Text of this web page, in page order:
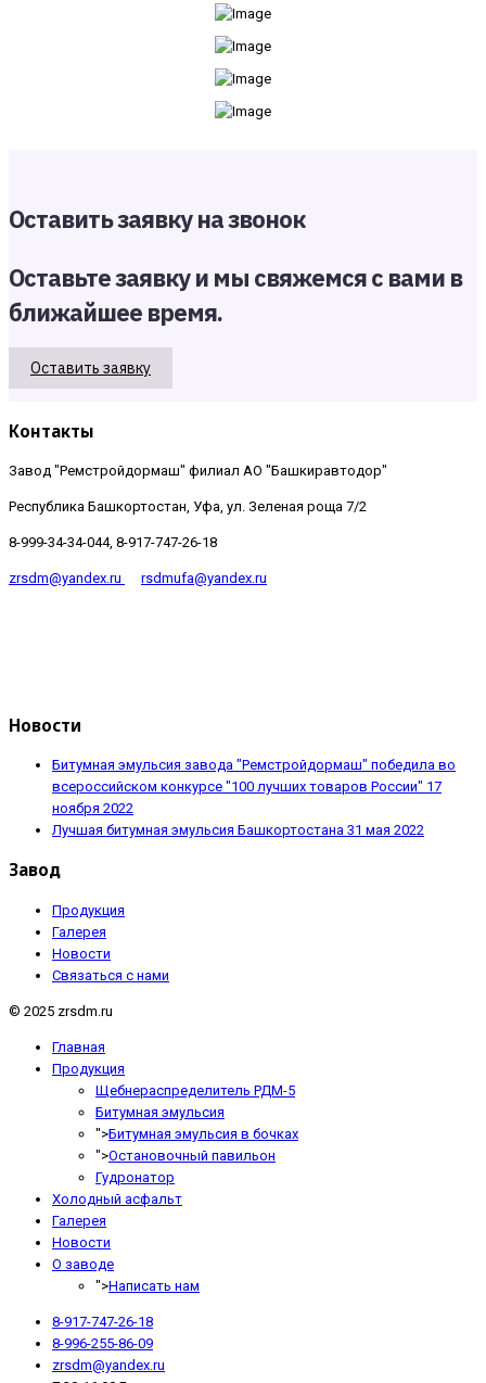
Оставить заявку на звонок
Оставьте заявку и мы свяжемся с вами в
ближайшее время.
Оставить заявку
Контакты
Завод "Ремстройдормаш" филиал АО "Башкиравтодор"
Республика Башкортостан, Уфа, ул. Зеленая роща 7/2
8-999-34-34-044, 8-917-747-26-18
zrsdm@yandex.ru rsdmufa@yandex.ru
Новости
Битумная эмульсия завода "Ремстройдормаш" победила во
всероссийском конкурсе "100 лучших товаров России" 17
ноября 2022
Лучшая битумная эмульсия Башкортостана 31 мая 2022
Завод
Продукция
Галерея
Новости
Связаться с нами
© 2025 zrsdm.ru
Главная
Продукция
Щебнераспределитель РДМ-5
Битумная эмульсия
">Битумная эмульсия в бочках
">Остановочный павильон
Гудронатор
Холодный асфальт
Галерея
Новости
О заводе
">Написать нам
8-917-747-26-18
8-996-255-86-09
zrsdm@yandex.ru